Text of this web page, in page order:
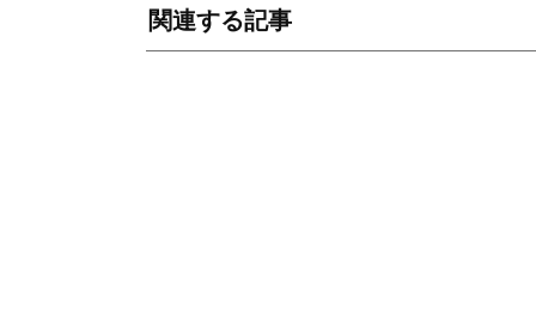
関連する記事